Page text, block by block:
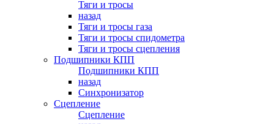
Тяги и тросы
назад
Тяги и тросы газа
Тяги и тросы спидометра
Тяги и тросы сцепления
Подшипники КПП
Подшипники КПП
назад
Синхронизатор
Сцепление
Сцепление